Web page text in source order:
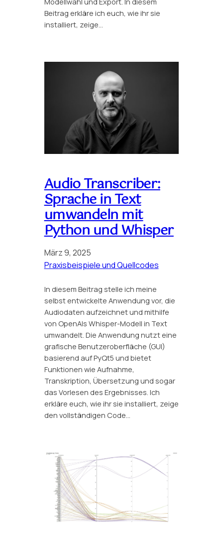
Beitrag erkläre ich euch, wie ihr sie
installiert, zeige…
Audio Transcriber:
Sprache in Text
umwandeln mit
Python und Whisper
März 9, 2025
Praxisbeispiele und Quellcodes
In diesem Beitrag stelle ich meine
selbst entwickelte Anwendung vor, die
Audiodaten aufzeichnet und mithilfe
von OpenAIs Whisper-Modell in Text
umwandelt. Die Anwendung nutzt eine
grafische Benutzeroberfläche (GUI)
basierend auf PyQt5 und bietet
Funktionen wie Aufnahme,
Transkription, Übersetzung und sogar
das Vorlesen des Ergebnisses. Ich
erkläre euch, wie ihr sie installiert, zeige
den vollständigen Code…